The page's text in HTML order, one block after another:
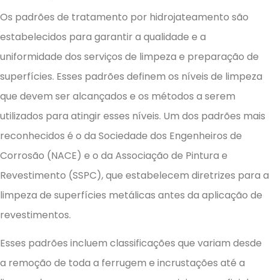
Os padrões de tratamento por hidrojateamento são
estabelecidos para garantir a qualidade e a
uniformidade dos serviços de limpeza e preparação de
superfícies. Esses padrões definem os níveis de limpeza
que devem ser alcançados e os métodos a serem
utilizados para atingir esses níveis. Um dos padrões mais
reconhecidos é o da Sociedade dos Engenheiros de
Corrosão (NACE) e o da Associação de Pintura e
Revestimento (SSPC), que estabelecem diretrizes para a
limpeza de superfícies metálicas antes da aplicação de
revestimentos.
Esses padrões incluem classificações que variam desde
a remoção de toda a ferrugem e incrustações até a